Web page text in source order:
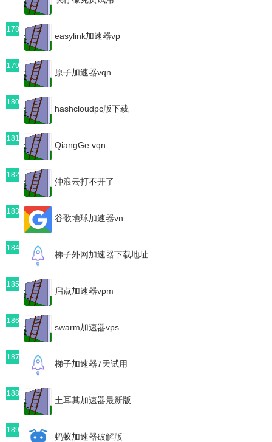
178
easylink加速器vp
179
原子加速器vqn
180
hashcloudpc版下载
181
QiangGe vqn
182
沖浪云打不开了
183
谷歌地球加速器vn
184
梯子外网加速器下载地址
185
启点加速器vpm
186
swarm加速器vps
187
梯子加速器7天试用
188
土耳其加速器最新版
189
蚂蚁加速器破解版